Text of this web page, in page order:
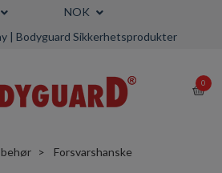
NOK
| Bodyguard Sikkerhetsprodukter
0
Forsvarshanske